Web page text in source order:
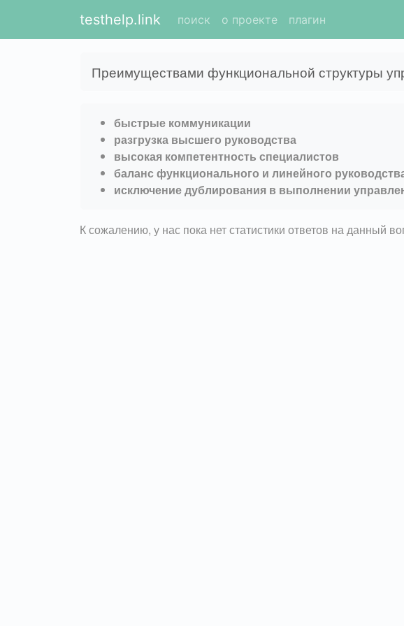
testhelp.link поиск о проекте плагин
Преимуществами функциональной структуры
быстрые коммуникации
разгрузка высшего руководства
высокая компетентность специалистов
баланс функционального и линейного
исключение дублирования в выполнении
К сожалению, у нас пока нет статистики ответов на данный